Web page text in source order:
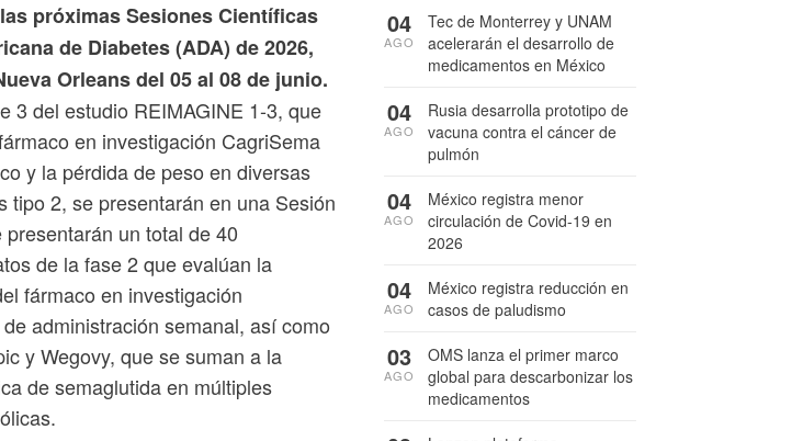
próximas Sesiones Científicas
de Diabetes (ADA) de 2026,
Orleans del 05 al 08 de junio.
3 del estudio REIMAGINE 1-3, que
en investigación CagriSema
y la pérdida de peso en diversas
tipo 2, se presentarán en una Sesión
un total de 40
de la fase 2 que evalúan la
fármaco en investigación
administración semanal, así como
y Wegovy, que se suman a la
de semaglutida en múltiples
Tec de Monterrey y UNAM
acelerarán el desarrollo de
medicamentos en México
04
AGO
Rusia desarrolla prototipo de
vacuna contra el cáncer de
pulmón
04
AGO
México registra menor
circulación de Covid-19 en
2026
04
AGO
México registra reducción en
casos de paludismo
04
AGO
OMS lanza el primer marco
global para descarbonizar los
medicamentos
03
AGO